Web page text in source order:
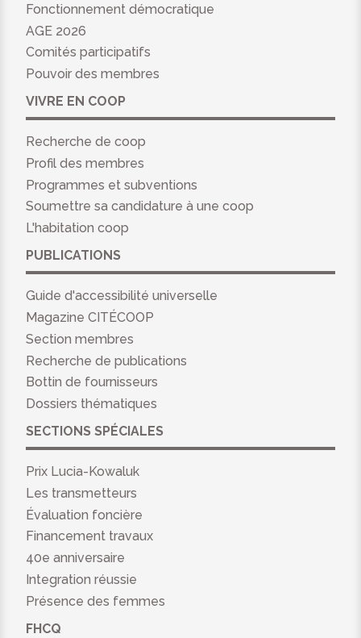
Fonctionnement démocratique
AGE 2026
Comités participatifs
Pouvoir des membres
VIVRE EN COOP
Recherche de coop
Profil des membres
Programmes et subventions
Soumettre sa candidature à une coop
L'habitation coop
PUBLICATIONS
Guide d'accessibilité universelle
Magazine CITÉCOOP
Section membres
Recherche de publications
Bottin de fournisseurs
Dossiers thématiques
SECTIONS SPÉCIALES
Prix Lucia-Kowaluk
Les transmetteurs
Évaluation foncière
Financement travaux
40e anniversaire
Integration réussie
Présence des femmes
FHCQ